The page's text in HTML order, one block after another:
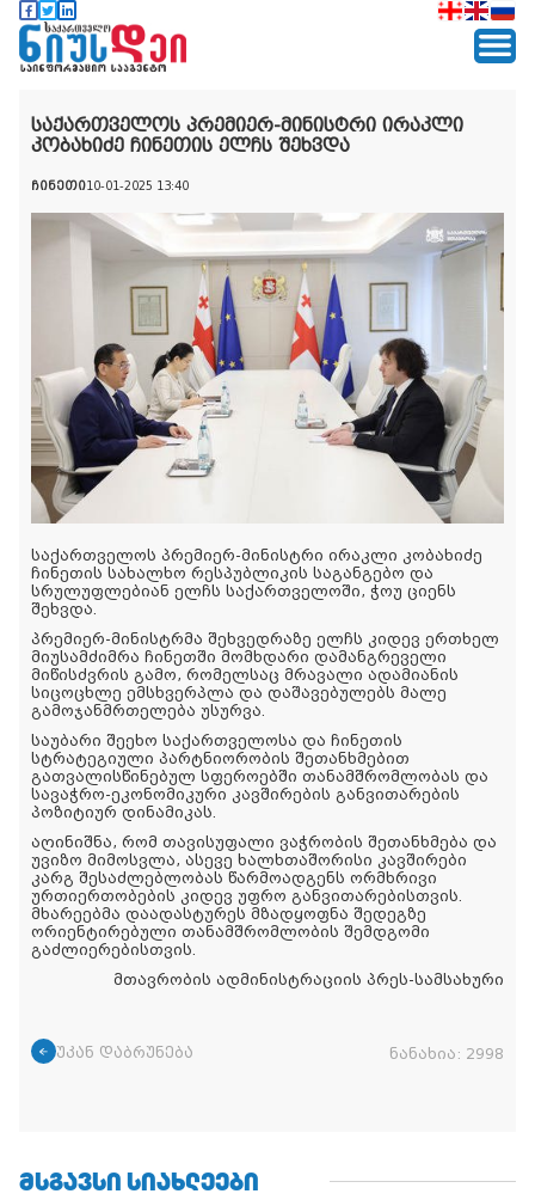
საქართველოს პრემიერ-მინისტრი ირაკლი
კობახიძე ჩინეთის ელჩს შეხვდა
ჩინეთი10-01-2025 13:40
საქართველოს პრემიერ-მინისტრი ირაკლი კობახიძე
ჩინეთის სახალხო რესპუბლიკის საგანგებო და
სრულუფლებიან ელჩს საქართველოში, ჭოუ ციენს
შეხვდა.
პრემიერ-მინისტრმა შეხვედრაზე ელჩს კიდევ ერთხელ
მიუსამძიმრა ჩინეთში მომხდარი დამანგრეველი
მიწისძვრის გამო, რომელსაც მრავალი ადამიანის
სიცოცხლე ემსხვერპლა და დაშავებულებს მალე
გამოჯანმრთელება უსურვა.
საუბარი შეეხო საქართველოსა და ჩინეთის
სტრატეგიული პარტნიორობის შეთანხმებით
გათვალისწინებულ სფეროებში თანამშრომლობას და
სავაჭრო-ეკონომიკური კავშირების განვითარების
პოზიტიურ დინამიკას.
აღინიშნა, რომ თავისუფალი ვაჭრობის შეთანხმება და
უვიზო მიმოსვლა, ასევე ხალხთაშორისი კავშირები
კარგ შესაძლებლობას წარმოადგენს ორმხრივი
ურთიერთობების კიდევ უფრო განვითარებისთვის.
მხარეებმა დაადასტურეს მზადყოფნა შედეგზე
ორიენტირებული თანამშრომლობის შემდგომი
გაძლიერებისთვის.
მთავრობის ადმინისტრაციის პრეს-სამსახური
უკან დაბრუნება ნანახია: 2998
ᲛᲡᲒᲐᲕᲡᲘ ᲡᲘᲐᲮᲚᲔᲔᲑᲘ